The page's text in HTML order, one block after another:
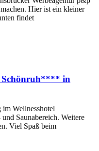
Hier ist ein kleiner
findet
Schönruh**** in
Wellnesshotel
Saunabereich. Weitere
Viel Spaß beim